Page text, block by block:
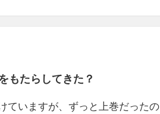
もたらしてきた？
ていますが、ずっと上巻だったの